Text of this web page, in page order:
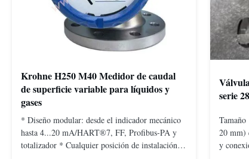
Krohne H250 M40 Medidor de caudal
de superficie variable para líquidos y
gases
* Diseño modular: desde el indicador mecánico
hasta 4...20 mA/HART®7, FF, Profibus-PA y
totalizador * Cualquier posición de instalación:
serie
Tamaño
20 mm)
y